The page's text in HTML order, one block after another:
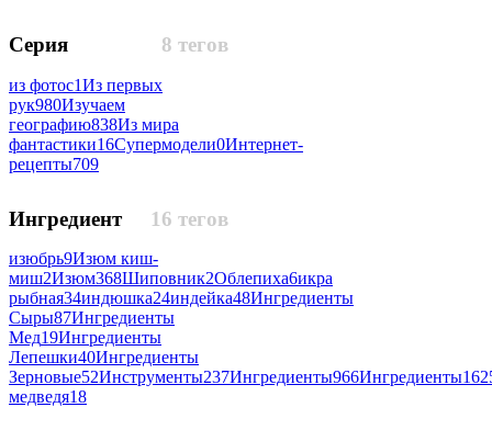
8 тегов
Серия
из фотос1Из первых
рук980Изучаем
географию838Из мира
фантастики16Супермодели0Интернет-
рецепты709
16 тегов
Ингредиент
изюбрь9Изюм киш-
миш2Изюм368Шиповник2Облепиха6икра
рыбная34индюшка24индейка48Ингредиенты
Сыры87Ингредиенты
Мед19Ингредиенты
Лепешки40Ингредиенты
Зерновые52Инструменты237Ингредиенты966Ингредиенты
медведя18